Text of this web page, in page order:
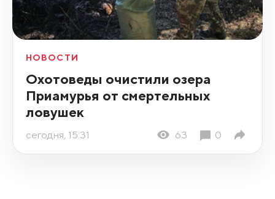
НОВОСТИ
Охотоведы очистили озера
Приамурья от смертельных
ловушек
сегодня, 15:31 63 0